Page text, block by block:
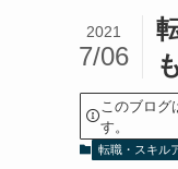
2021
7/06
このブロ
す。
転職・スキル